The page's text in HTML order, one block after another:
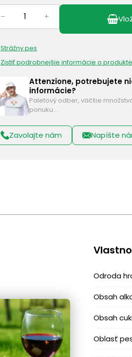
– +
Strážny pes
Zistiť podrobnejšie informácie o produkte
Attenzione, potrebujete
informácie?
Paletový odber, väčšie
ponuku…
Zavolajte nám Napíšte
Odroda
Obsah
Obsah
Oblasť